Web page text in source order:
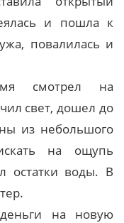
и пошла к
повалилась и
смотрел на
свет, дошел до
из небольшого
на ощупь
остатки воды. В
на новую